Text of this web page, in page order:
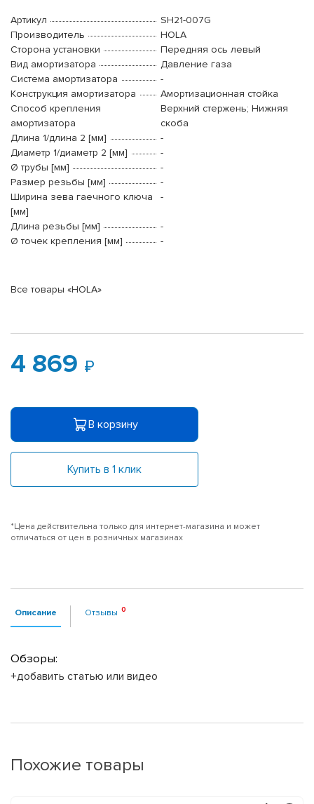
Артикул
SH21-007G
Производитель
HOLA
Сторона установки
Передняя ось левый
Вид амортизатора
Давление газа
Система амортизатора
-
Конструкция амортизатора
Амортизационная стойка
Способ крепления
амортизатора
Верхний стержень; Нижняя
скоба
Длина 1/длина 2 [мм]
-
Диаметр 1/диаметр 2 [мм]
-
Ø трубы [мм]
-
Размер резьбы [мм]
-
Ширина зева гаечного ключа
[мм]
-
Длина резьбы [мм]
-
Ø точек крепления [мм]
-
Все товары «HOLA»
4 869
В корзину
Купить в 1 клик
*Цена действительна только для интернет-магазина и может
отличаться от цен в розничных магазинах
Описание Отзывы
Обзоры:
+добавить статью или видео
Похожие товары